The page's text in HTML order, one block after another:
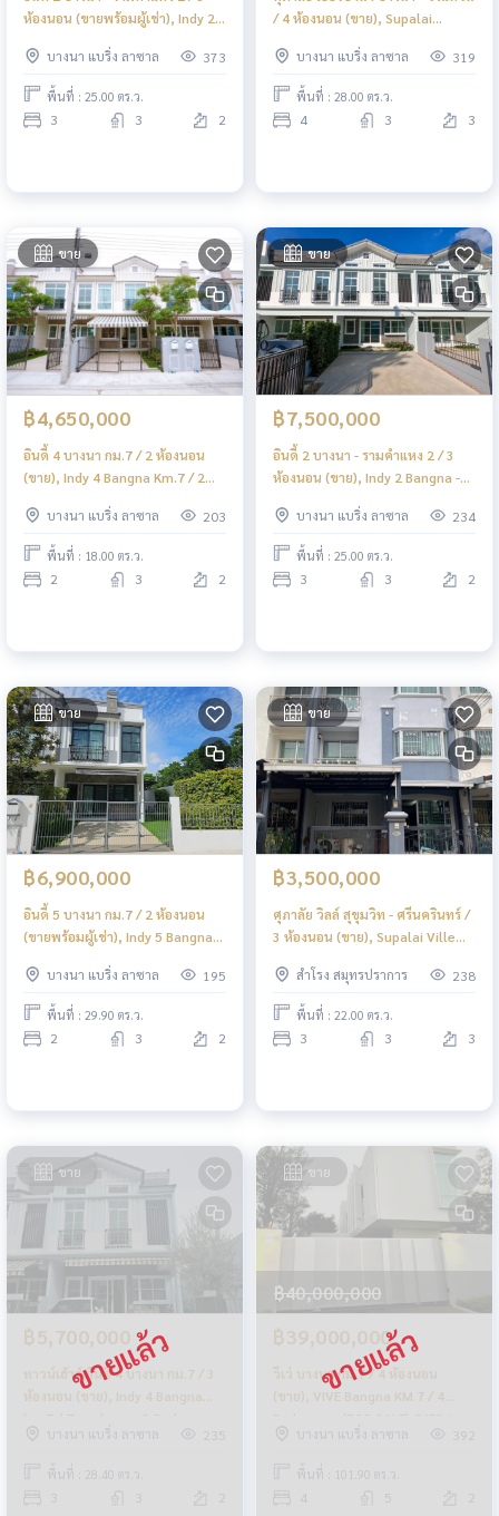
ห้องนอน (ขายพร้อมผู้เช่า), Indy 2
Bedrooms (SALE WITH TENANT)
YOK013
บางนา แบริ่ง ลาซาล 373
พื้นที่ : 25.00 ตร.ว.
3 3 2
/ 4 ห้องนอน (ขาย), Supalai
Bedrooms (FOR SALE) FONT009
บางนา แบริ่ง ลาซาล 319
พื้นที่ : 28.00 ตร.ว.
4 3 3
ขาย
฿4,650,000
อินดี้ 4 บางนา กม.7 / 2 ห้องนอน
(ขาย), Indy 4 Bangna Km.7 / 2
บางนา แบริ่ง ลาซาล
203
พื้นที่ : 18.00 ตร.ว.
2 3 2
ขาย
฿7,500,000
อินดี้ 2 บางนา - รามคำแหง 2 / 3
ห้องนอน (ขาย), Indy 2 Bangna -
(FOR SALE) MICK020
บางนา แบริ่ง ลาซาล 234
พื้นที่ : 25.00 ตร.ว.
3 3 2
ขาย
฿6,900,000
อินดี้ 5 บางนา กม.7 / 2 ห้องนอน
(ขายพร้อมผู้เช่า), Indy 5 Bangna
TENANT) MICK029
บางนา แบริ่ง ลาซาล 195
พื้นที่ : 29.90 ตร.ว.
2 3 2
ขาย
฿3,500,000
ศุภาลัย วิลล์ สุขุมวิท - ศรีนครินทร์ /
3 ห้องนอน (ขาย), Supalai Ville
Bedrooms (FOR SALE) MICK047
สำโรง สมุทรปราการ 238
พื้นที่ : 22.00 ตร.ว.
3 3 3
ขาย
฿5,700,000
ทาวน์เฮ้าส์ อินดี้ 4 บางนา กม.7 / 3
ห้องนอน (ขาย), Indy 4 Bangna
km.7 / Townhouse 3 Bedrooms
(FOR SALE) MICK028
บางนา แบริ่ง ลาซาล 235
พื้นที่ : 28.40 ตร.ว.
ขาย
฿40,000,000
฿39,000,000
วีเว่ บางนา กม.7 / 4 ห้องนอน
(ขาย), VIVE Bangna KM.7 / 4
Bedrooms (FOR SALE) CJ586
บางนา แบริ่ง ลาซาล
392
พื้นที่ : 101.90 ตร.ว.
4 5